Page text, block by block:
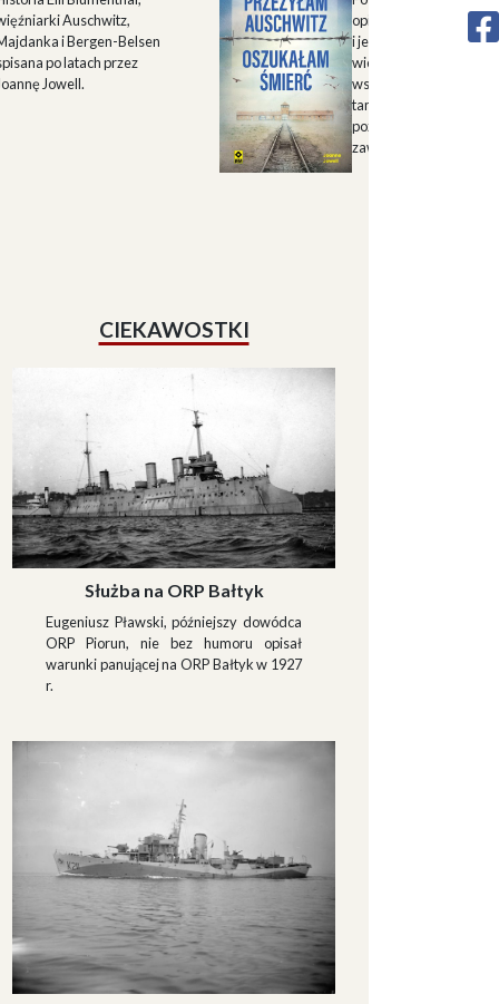
Auschwitz,
i Bergen-Belsen
po latach przez
Jowell.
opisu historii Górnego
i jego mieszkańców w
wieku oraz zapisu
wspomnień
tamtych terenów, które
pozwalają lepiej
zawiłe koleje losu
CIEKAWOSTKI
Służba na ORP Bałtyk
Eugeniusz Pławski, późniejszy dowódca
ORP Piorun, nie bez humoru opisał
warunki panującej na ORP Bałtyk w 1927
r.